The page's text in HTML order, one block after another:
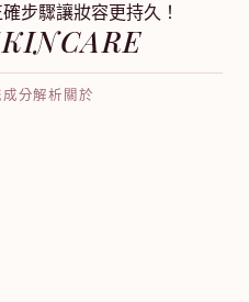
成分解析關於